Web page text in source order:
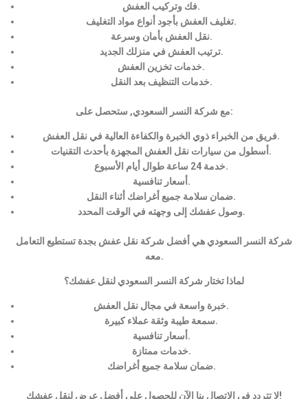
فك وتركيب العفش.
تغليف العفش بأجود أنواع مواد التغليف.
نقل العفش بأمان وسرعة.
ترتيب العفش في منزلك الجديد.
خدمات تخزين العفش.
خدمات التنظيف بعد النقل.
مع شركة النسر السعودي, ستحصل على:
فريق من الخبراء ذوي الخبرة والكفاءة العالية في نقل العفش.
أسطول من سيارات نقل العفش المجهزة بأحدث التقنيات.
خدمة 24 ساعة طوال أيام الأسبوع.
أسعار تنافسية.
ضمان سلامة جميع أغراضك أثناء النقل.
وصول عفشك إلى وجهته في الوقت المحدد.
شركة النسر السعودي هي أفضل شركة نقل عفش بجدة تستطيع التعامل
معه.
لماذا تختار شركة النسر السعودي لنقل عفشك؟
خبرة واسعة في مجال نقل العفش.
سمعة طيبة وثقة عملاء كبيرة.
أسعار تنافسية.
خدمات ممتازة.
ضمان سلامة جميع أغراضك.
لا تتردد في الاتصال بنا الآن للحصول على أفضل عرض لنقل عفشك!